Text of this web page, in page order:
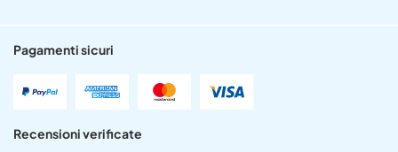
Pagamenti sicuri
Recensioni verificate